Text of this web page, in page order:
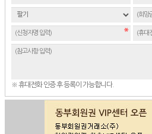
※ 휴대전화 인증 후 등록이 가능합니다.